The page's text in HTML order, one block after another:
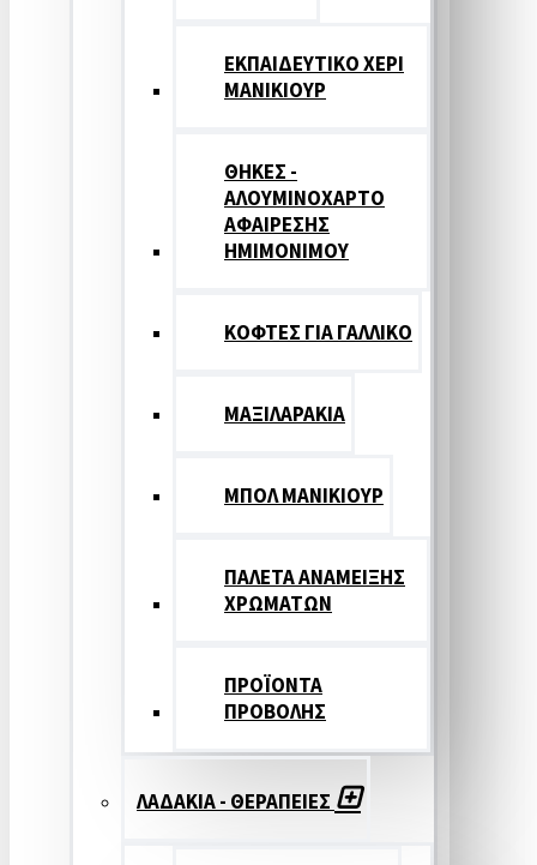
ΕΚΠΑΙΔΕΥΤΙΚΟ ΧΕΡΙ
ΜΑΝΙΚΙΟΥΡ
ΘΗΚΕΣ -
ΑΛΟΥΜΙΝΟΧΑΡΤΟ
ΑΦΑΙΡΕΣΗΣ
ΗΜΙΜΟΝΙΜΟΥ
ΚΟΦΤΕΣ ΓΙΑ ΓΑΛΛΙΚΟ
ΜΑΞΙΛΑΡΑΚΙΑ
ΜΠΟΛ ΜΑΝΙΚΙΟΥΡ
ΠΑΛΕΤΑ ΑΝΑΜΕΙΞΗΣ
ΧΡΩΜΑΤΩΝ
ΠΡΟΪΟΝΤΑ
ΠΡΟΒΟΛΗΣ
ΛΑΔΑΚΙΑ - ΘΕΡΑΠΕΙΕΣ